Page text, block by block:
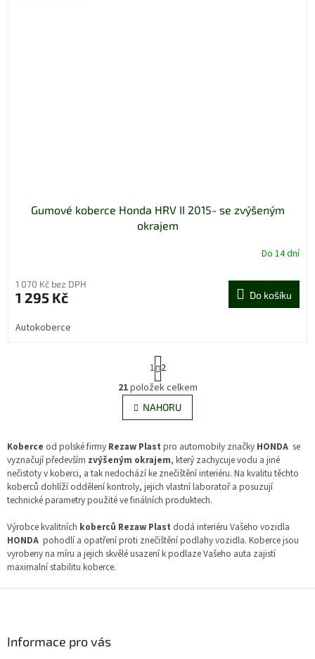
Gumové koberce Honda HRV II 2015- se zvýšeným
okrajem
Do 14 dní
1 070 Kč bez DPH
1 295 Kč Do košíku
Autokoberce
O
v
l
d
a
c
í
p
v
k
y
S
t
r
á
n
k
v
á
n
í
1 2
21položek celkem
NAHORU
Koberce od polské firmy Rezaw Plast pro automobily značky HONDA se
vyznačují především zvýšeným okrajem, který zachycuje vodu a jiné
nečistoty v koberci, a tak nedochází ke znečištění interiéru. Na kvalitu těchto
koberců dohlíží oddělení kontroly, jejich vlastní laboratoř a posuzují
technické parametry použité ve finálních produktech.
Výrobce kvalitních koberců Rezaw Plast dodá interiéru Vašeho vozidla
HONDA pohodlí a opatření proti znečištění podlahy vozidla. Koberce jsou
vyrobeny na míru a jejich skvělé usazení k podlaze Vašeho auta zajistí
maximalní stabilitu koberce.
Informace pro vás